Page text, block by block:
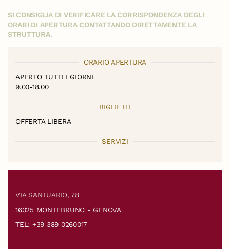
SI CONSIGLIA DI VERIFICARE LA CORRISPONDENZA DEGLI
ORARI DI APERTURA CONTATTANDO DIRETTAMENTE LA
STRUTTURA.
ORARIO APERTURA
APERTO TUTTI I GIORNI
9.00-18.00
BIGLIETTI
OFFERTA LIBERA
SERVIZI
VIA SANTUARIO, 78
16025 MONTEBRUNO - GENOVA
TEL: +39 389 0260017